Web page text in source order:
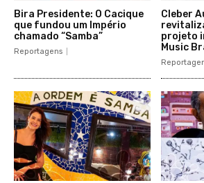
Bira Presidente: O Cacique
que fundou um Império
chamado “Samba”
Reportagens
Cleber
projeto
Music